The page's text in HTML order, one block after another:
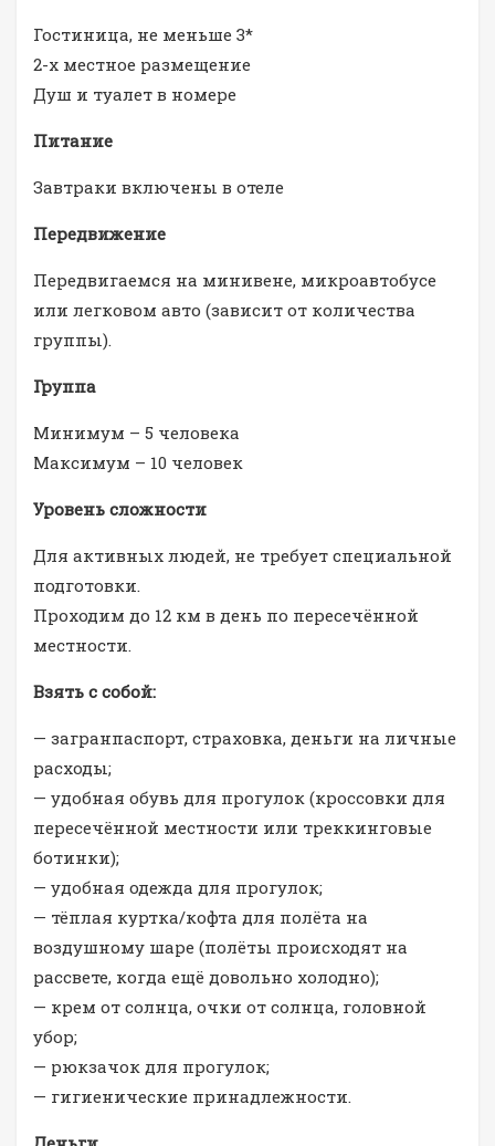
Гостиница, не меньше 3*
2-х местное размещение
Душ и туалет в номере
Питание
Завтраки включены в отеле
Передвижение
Передвигаемся на минивене, микроавтобусе
или легковом авто (зависит от количества
группы).
Группа
Минимум – 5 человека
Максимум – 10 человек
Уровень сложности
Для активных людей, не требует специальной
подготовки.
Проходим до 12 км в день по пересечённой
местности.
Взять с собой:
— загранпаспорт, страховка, деньги на личные
расходы;
— удобная обувь для прогулок (кроссовки для
пересечённой местности или треккинговые
ботинки);
— удобная одежда для прогулок;
— тёплая куртка/кофта для полёта на
воздушному шаре (полёты происходят на
рассвете, когда ещё довольно холодно);
— крем от солнца, очки от солнца, головной
убор;
— рюкзачок для прогулок;
— гигиенические принадлежности.